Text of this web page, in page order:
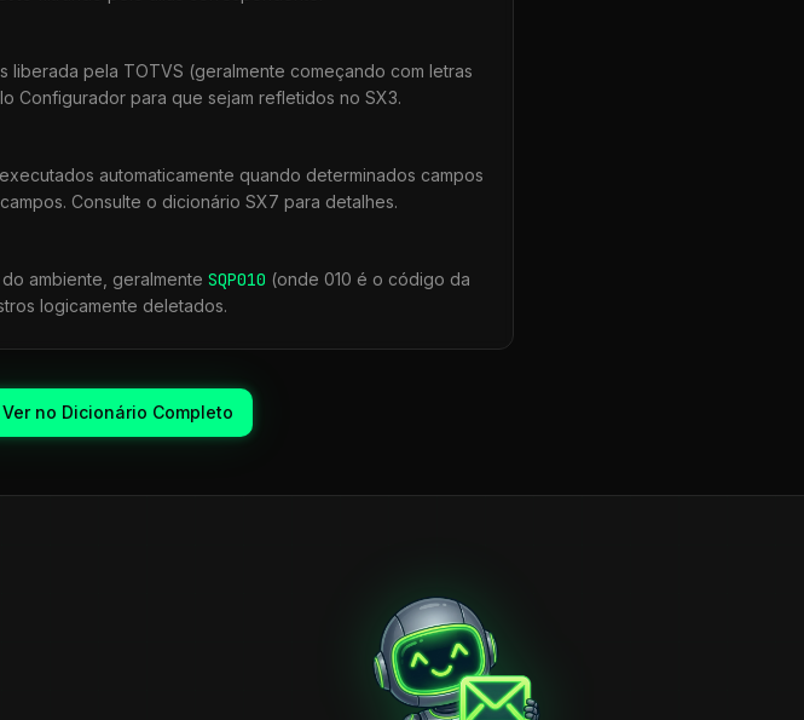
liberada pela TOTVS (geralmente começando com letras
Configurador para que sejam refletidos no SX3.
automaticamente quando determinados campos
Consulte o dicionário SX7 para detalhes.
ambiente, geralmente SQP010 (onde 010 é o código da
logicamente deletados.
Ver no Dicionário Completo